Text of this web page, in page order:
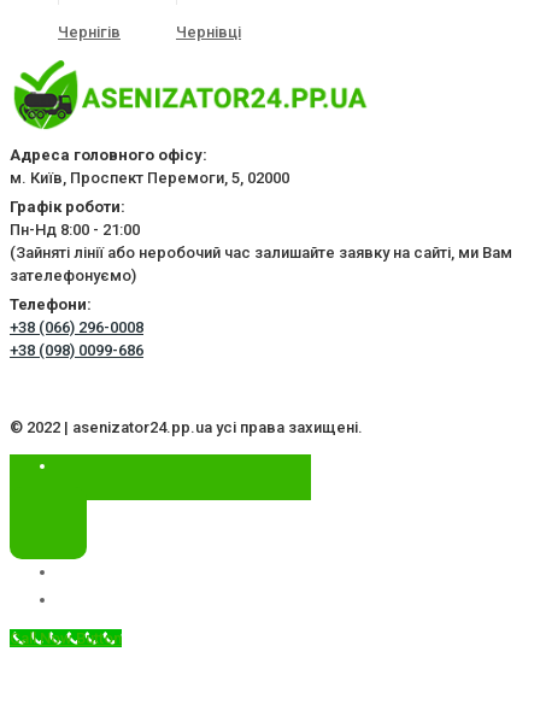
Чернігів Чернівці
Адреса головного офісу:
м. Київ, Проспект Перемоги, 5, 02000
Графік роботи:
Пн-Нд 8:00 - 21:00
(Зайняті лінії або неробочий час залишайте заявку на сайті, ми Вам
зателефонуємо)
Телефони:
+38 (066) 296-0008
+38 (098) 0099-686
© 2022 | asenizator24.pp.ua усі права захищені.
Call Now Button